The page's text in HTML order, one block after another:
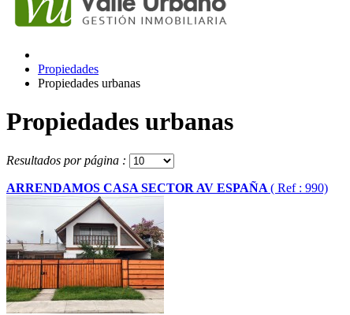
Propiedades
Propiedades urbanas
Propiedades urbanas
Resultados por página :
ARRENDAMOS CASA SECTOR AV ESPAÑA ( Ref : 990)